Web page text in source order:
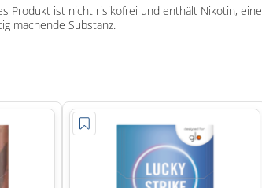
Produkt ist nicht risikofrei und enthält Nikotin, eine
machende Substanz.